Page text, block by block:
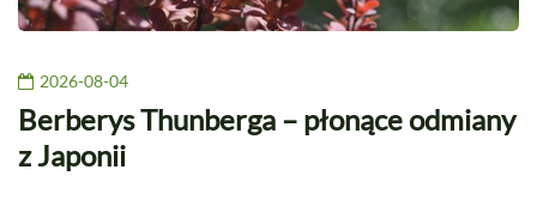
2026-08-04
Berberys Thunberga – płonące odmiany
z Japonii